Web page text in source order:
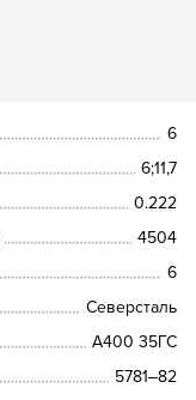
6
6;11,7
0.222
4504
6
Северсталь
A400 35ГС
5781‒82